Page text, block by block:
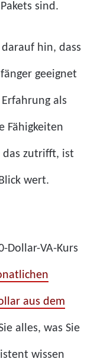
sind.
hin, dass
geeignet
als
Fähigkeiten
das zutrifft, ist
wert.
Dollar-VA-Kurs
aus dem
alles, was Sie
wissen